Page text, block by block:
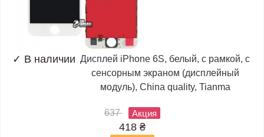
✓ В наличии Дисплей iPhone 6S, белый, с рамкой, с
сенсорным экраном (дисплейный
модуль), China quality, Tianma
637 Акция
418 ₴